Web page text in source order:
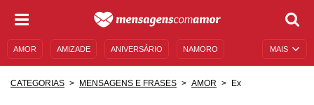
MAIS
AMOR AMIZADE ANIVERSÁRIO NAMORO
CATEGORIAS MENSAGENS E FRASES AMOR Ex